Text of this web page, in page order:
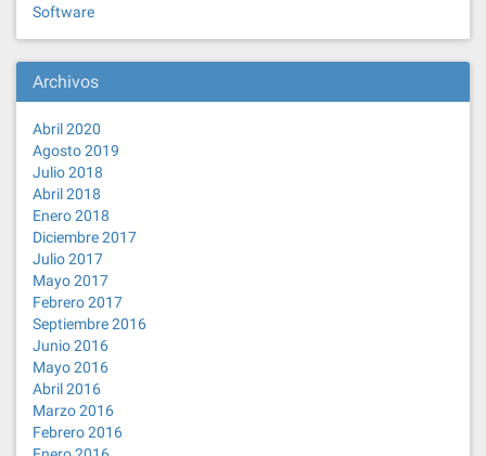
Software
Archivos
Abril 2020
Agosto 2019
Julio 2018
Abril 2018
Enero 2018
Diciembre 2017
Julio 2017
Mayo 2017
Febrero 2017
Septiembre 2016
Junio 2016
Mayo 2016
Abril 2016
Marzo 2016
Febrero 2016